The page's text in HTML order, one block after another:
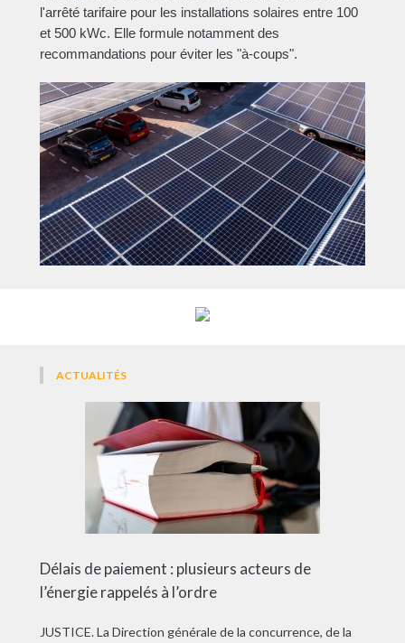
l'arrêté tarifaire pour les installations solaires entre 100
et 500 kWc. Elle formule notamment des
recommandations pour éviter les "à-coups".
ACTUALITÉS
Délais de paiement : plusieurs acteurs de
l’énergie rappelés à l’ordre
JUSTICE. La Direction générale de la concurrence, de la